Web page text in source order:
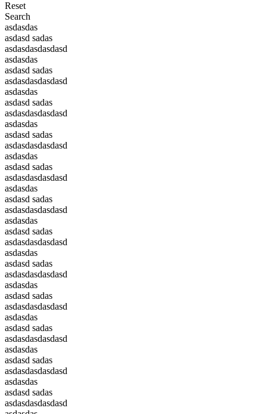
Reset
Search
asdasdas
asdasd sadas
asdasdasdasdasd
asdasdas
asdasd sadas
asdasdasdasdasd
asdasdas
asdasd sadas
asdasdasdasdasd
asdasdas
asdasd sadas
asdasdasdasdasd
asdasdas
asdasd sadas
asdasdasdasdasd
asdasdas
asdasd sadas
asdasdasdasdasd
asdasdas
asdasd sadas
asdasdasdasdasd
asdasdas
asdasd sadas
asdasdasdasdasd
asdasdas
asdasd sadas
asdasdasdasdasd
asdasdas
asdasd sadas
asdasdasdasdasd
asdasdas
asdasd sadas
asdasdasdasdasd
asdasdas
asdasd sadas
asdasdasdasdasd